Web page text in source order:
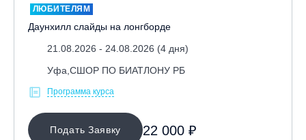
ЛЮБИТЕЛЯМ
Даунхилл слайды на лонгборде
21.08.2026 - 24.08.2026 (4 дня)
Уфа,СШОР ПО БИАТЛОНУ РБ
Программа курса
Подать Заявку 22 000 ₽